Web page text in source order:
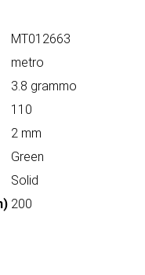
MT012663
metro
3.8 grammo
110
2 mm
Green
Solid
200